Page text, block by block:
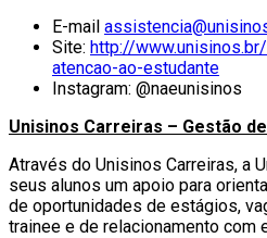
E-mail
Site: http://
atencao-ao-estudante
Instagram: @naeunisinos
Unisinos Carreiras – Gestão
Através do Unisinos Carreiras, a
seus alunos um apoio para
de oportunidades de estágios,
trainee e de relacionamento com